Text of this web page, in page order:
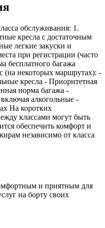
обслуживания: 1.
кресла с достаточным
легкие закуски и
при регистрации (часто
бесплатного багажа
(на некоторых маршрутах): -
кресла - Приоритетная
норма багажа -
алкогольные -
На коротких
классами могут быть
обеспечить комфорт и
независимо от класса
и приятным для
на борту своих